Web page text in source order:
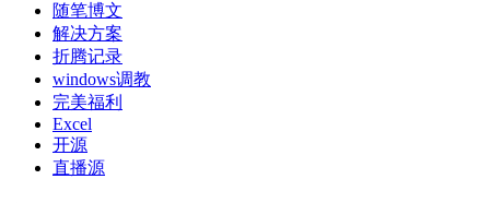
随笔博文
解决方案
折腾记录
windows调教
完美福利
Excel
开源
直播源